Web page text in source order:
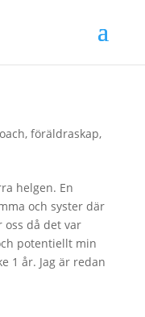
, föräldraskap,
helgen. En
och syster där
oss då det var
potentiellt min
1 år. Jag är redan